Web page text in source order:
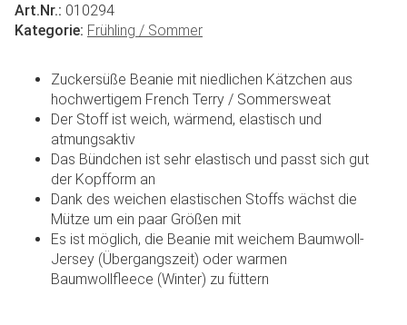
Art.Nr.: 010294
Kategorie: Frühling / Sommer
Zuckersüße Beanie mit niedlichen Kätzchen aus
hochwertigem French Terry / Sommersweat
Der Stoff ist weich, wärmend, elastisch und
atmungsaktiv
Das Bündchen ist sehr elastisch und passt sich gut
der Kopfform an
Dank des weichen elastischen Stoffs wächst die
Mütze um ein paar Größen mit
Es ist möglich, die Beanie mit weichem Baumwoll-
Jersey (Übergangszeit) oder warmen
Baumwollfleece (Winter) zu füttern